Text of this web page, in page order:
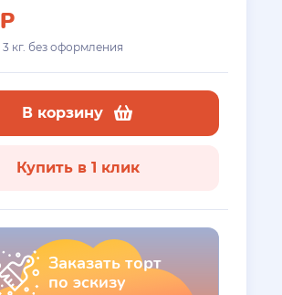
Р
3 кг. без оформления
В корзину
Купить в 1 клик
Заказать торт
по эскизу